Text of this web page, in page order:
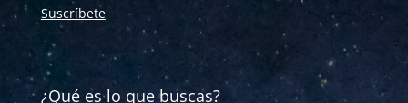
Suscríbete
¿Qué es lo que buscas?